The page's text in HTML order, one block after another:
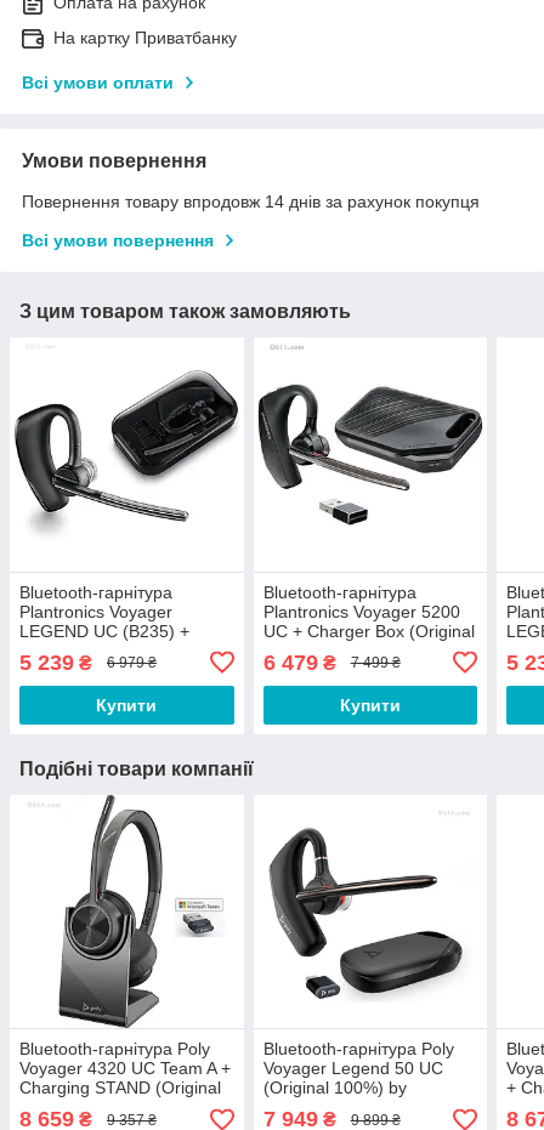
На картку Приватбанку
Всі умови оплати
Умови повернення
Повернення товару впродовж 14 днів за рахунок покупця
Всі умови повернення
З цим товаром також замовляють
Bluetooth-гарнітура
Plantronics Voyager
LEGEND UC (B235) +
100%) [ДЕФЕКТ
УПАКОВКИ]
5 239 ₴ 6 979 ₴
Купити
Bluetooth-гарнітура
Plantronics Voyager 5200
UC + Charger Box (Original
6 479₴ 7 499 ₴
Купити
5
Подібні товари компанії
Bluetooth-гарнітура Poly
Voyager 4320 UC Team A +
Charging STAND (Original
8 659 ₴ 9 357 ₴
Bluetooth-гарнітура Poly
Voyager Legend 50 UC
(Original 100%) by
7 949₴ 9 899 ₴
+
8